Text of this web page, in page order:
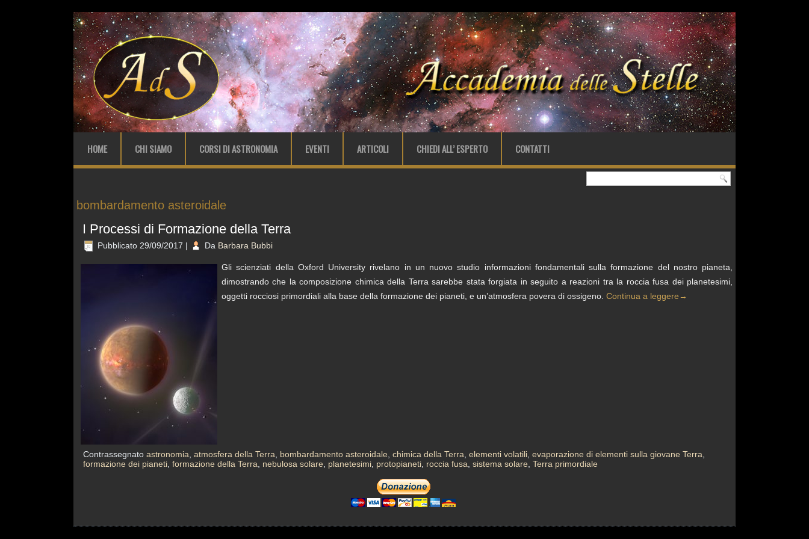
HOME CHI SIAMO CORSI DI ASTRONOMIA EVENTI ARTICOLI CHIEDI ALL’ ESPERTO CONTATTI
bombardamento asteroidale
I Processi di Formazione della Terra
Pubblicato 29/09/2017 | Da Barbara Bubbi
Gli scienziati della Oxford University rivelano in un nuovo studio informazioni fondamentali sulla formazione del nostro pianeta,
dimostrando che la composizione chimica della Terra sarebbe stata forgiata in seguito a reazioni tra la roccia fusa dei planetesimi,
oggetti rocciosi primordiali alla base della formazione dei pianeti, e un’atmosfera povera di ossigeno. Continua a leggere →
Contrassegnato astronomia, atmosfera della Terra, bombardamento asteroidale, chimica della Terra, elementi volatili, evaporazione di elementi sulla giovane Terra,
formazione dei pianeti, formazione della Terra, nebulosa solare, planetesimi, protopianeti, roccia fusa, sistema solare, Terra primordiale